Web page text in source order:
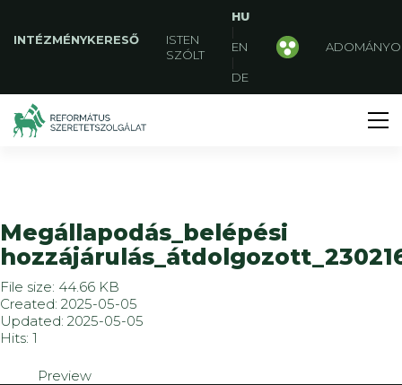
INTÉZMÉNYKERESŐ
ISTEN
SZÓLT
HU
|
EN
|
DE
Megállapodás_belépési
File size: 44.66 KB
Created: 2025-05-05
Updated: 2025-05-05
Hits: 1
Preview